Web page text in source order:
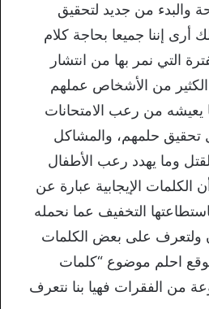
والبدء من جديد لتحقيق
أرى إننا جميعا بحاجة كلام
التي نمر بها من انتشار
من الأشخاص عملهم
يعيشه من رعب الامتحانات
تحقيق حلمهم، والمشاكل
وما يهدد رعب الأطفال
الكلمات الإيجابية عبارة عن
التخفيف عما نحمله
ولتعرف على بعض الكلمات
موقع احلم موضوع “كلمات
من الفقرات فهيا بنا نتعرف